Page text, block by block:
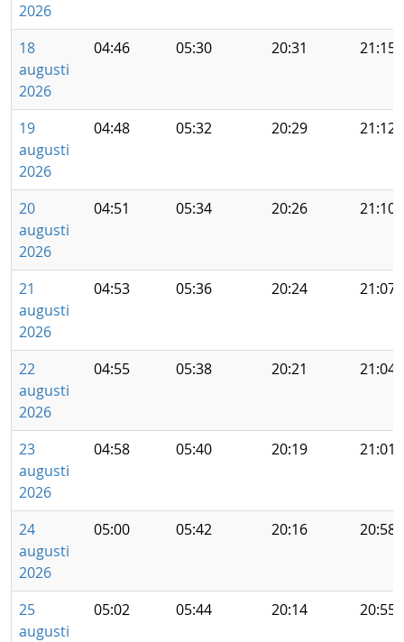
2026
18
augusti
2026
04:46 05:30 20:31 21:15
19
augusti
2026
04:48 05:32 20:29 21:12
20
augusti
2026
04:51 05:34 20:26 21:10
21
augusti
2026
04:53 05:36 20:24 21:07
22
augusti
2026
04:55 05:38 20:21 21:04
23
augusti
2026
04:58 05:40 20:19 21:01
24
augusti
2026
05:00 05:42 20:16 20:58
25
augusti
05:02 05:44 20:14 20:55